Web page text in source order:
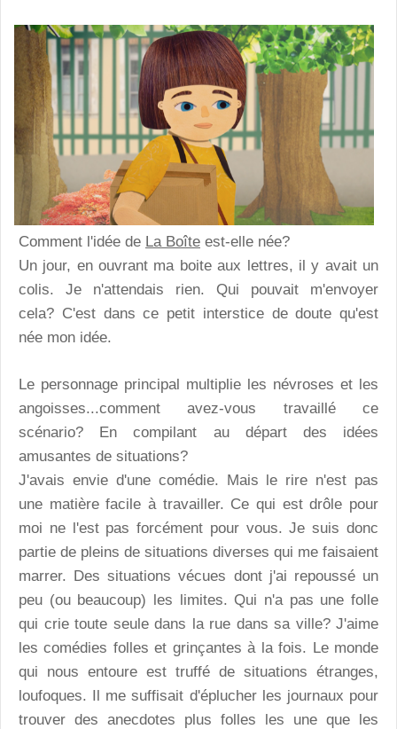
Comment l'idée de La Boîte est-elle née?
Un jour, en ouvrant ma boite aux lettres, il y avait un
colis. Je n'attendais rien. Qui pouvait m'envoyer
cela? C'est dans ce petit interstice de doute qu'est
née mon idée.
Le personnage principal multiplie les névroses et les
angoisses...comment avez-vous travaillé ce
scénario? En compilant au départ des idées
amusantes de situations?
J'avais envie d'une comédie. Mais le rire n'est pas
une matière facile à travailler. Ce qui est drôle pour
moi ne l'est pas forcément pour vous. Je suis donc
partie de pleins de situations diverses qui me faisaient
marrer. Des situations vécues dont j'ai repoussé un
peu (ou beaucoup) les limites. Qui n'a pas une folle
qui crie toute seule dans la rue dans sa ville? J'aime
les comédies folles et grinçantes à la fois. Le monde
qui nous entoure est truffé de situations étranges,
loufoques. Il me suffisait d'éplucher les journaux pour
trouver des anecdotes plus folles les une que les